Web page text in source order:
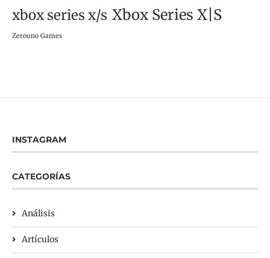
xbox series x/s Xbox Series X|S
Zerouno Games
INSTAGRAM
CATEGORÍAS
Análisis
Artículos